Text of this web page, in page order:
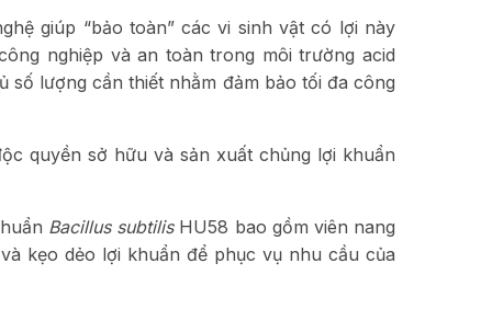
giúp “bảo toàn” các vi sinh vật có lợi này
nghiệp và an toàn trong môi trường acid
lượng cần thiết nhằm đảm bảo tối đa công
quyền sở hữu và sản xuất chủng lợi khuẩn
Bacillus subtilisHU58 bao gồm viên nang
kẹo dẻo lợi khuẩn để phục vụ nhu cầu của